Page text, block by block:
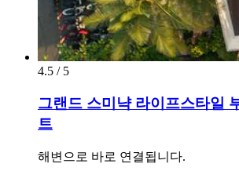
4.5 / 5
그랜드 스미냑 라이프스타일
트
해변으로 바로 연결됩니다.